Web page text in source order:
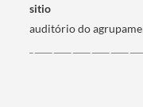
sitio
auditório do